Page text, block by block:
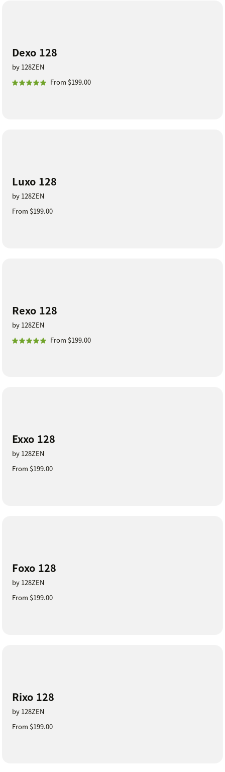
Dexo 128
by 128ZEN
From $199.00
Luxo 128
by 128ZEN
From $199.00
Rexo 128
by 128ZEN
From $199.00
Exxo 128
by 128ZEN
From $199.00
Foxo 128
by 128ZEN
From $199.00
Rixo 128
by 128ZEN
From $199.00